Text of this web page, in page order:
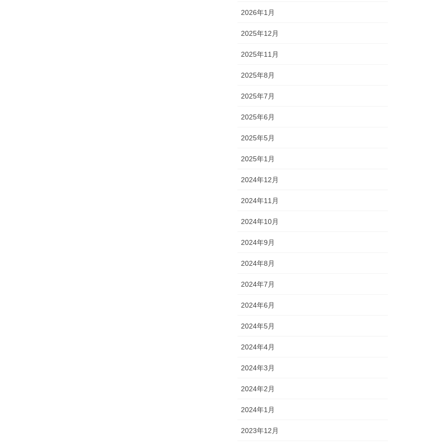
2026年1月
2025年12月
2025年11月
2025年8月
2025年7月
2025年6月
2025年5月
2025年1月
2024年12月
2024年11月
2024年10月
2024年9月
2024年8月
2024年7月
2024年6月
2024年5月
2024年4月
2024年3月
2024年2月
2024年1月
2023年12月